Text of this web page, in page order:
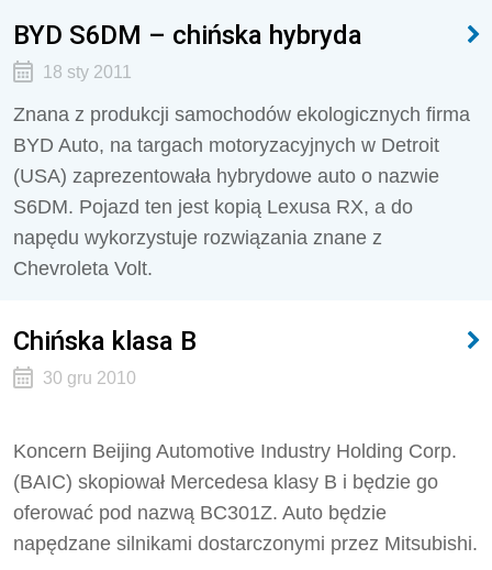
BYD S6DM – chińska hybryda
18 sty 2011
Znana z produkcji samochodów ekologicznych firma
BYD Auto, na targach motoryzacyjnych w Detroit
(USA) zaprezentowała hybrydowe auto o nazwie
S6DM. Pojazd ten jest kopią Lexusa RX, a do
napędu wykorzystuje rozwiązania znane z
Chevroleta Volt.
Chińska klasa B
30 gru 2010
Koncern Beijing Automotive Industry Holding Corp.
(BAIC) skopiował Mercedesa klasy B i będzie go
oferować pod nazwą BC301Z. Auto będzie
napędzane silnikami dostarczonymi przez Mitsubishi.